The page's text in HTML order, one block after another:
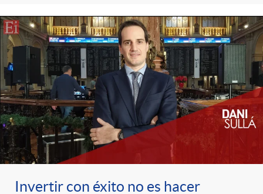
a
s
e
c
o
A
n
c
l
a
r
d
e
c
o
Invertir con éxito no es hacer